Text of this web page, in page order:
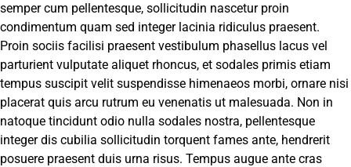
semper cum pellentesque, sollicitudin nascetur proin
condimentum quam sed integer lacinia ridiculus praesent.
Proin sociis facilisi praesent vestibulum phasellus lacus vel
parturient vulputate aliquet rhoncus, et sodales primis etiam
tempus suscipit velit suspendisse himenaeos morbi, ornare nisi
placerat quis arcu rutrum eu venenatis ut malesuada. Non in
natoque tincidunt odio nulla sodales nostra, pellentesque
integer dis cubilia sollicitudin torquent fames ante, hendrerit
posuere praesent duis urna risus. Tempus augue ante cras